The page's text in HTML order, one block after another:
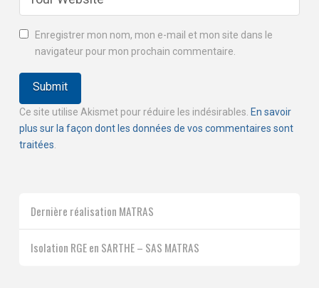
Enregistrer mon nom, mon e-mail et mon site dans le
navigateur pour mon prochain commentaire.
Ce site utilise Akismet pour réduire les indésirables. En savoir
plus sur la façon dont les données de vos commentaires sont
traitées
Dernière réalisation MATRAS
Isolation RGE en SARTHE – SAS MATRAS